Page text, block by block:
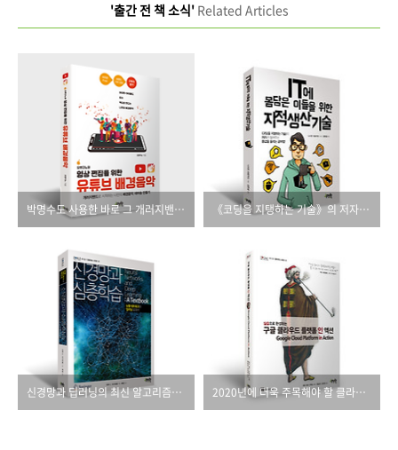
'출간 전 책 소식'Related Articles
박명수도 사용한 바로 그 개러지밴드로 나만의 배경음악을 만들어 보세요. 《코딩을 지탱하는 기술》의 저자가 알려주는 몸값을 올리는 공부법!
신경망과 딥러닝의 최신 알고리즘과 탄탄한 이론을 담았다. 2020년에 더욱 주목해야 할 클라우드 서비스, 구글 클라우드 플랫폼